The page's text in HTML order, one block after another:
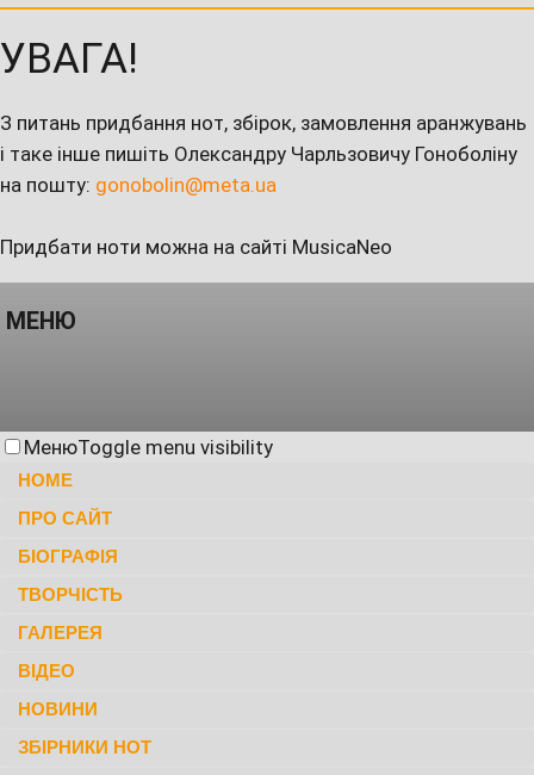
УВАГА!
З питань придбання нот, збірок, замовлення аранжувань
і таке інше пишіть Олександру Чарльзовичу Гоноболіну
на пошту: gonobolin@meta.ua
Придбати ноти можна на сайті MusicaNeo
МЕНЮ
МенюToggle menu visibility
HOME
ПРО САЙТ
БІОГРАФІЯ
ТВОРЧІСТЬ
ГАЛЕРЕЯ
ВІДЕО
НОВИНИ
ЗБІРНИКИ НОТ